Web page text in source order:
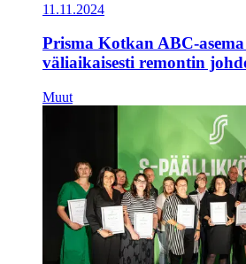
11.11.2024
Prisma Kotkan ABC-
väliaikaisesti remontin
Muut